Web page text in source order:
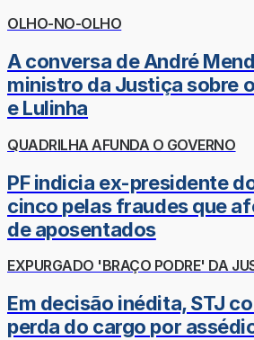
OLHO-NO-OLHO
A conversa de André
ministro da Justiça sobre
e Lulinha
QUADRILHA AFUNDA O GOVERNO
PF indicia ex-presidente
cinco pelas fraudes que
de aposentados
EXPURGADO 'BRAÇO PODRE' DA
Em decisão inédita, STJ
perda do cargo por